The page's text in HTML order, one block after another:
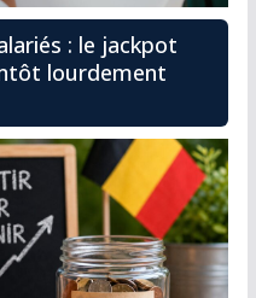
: le jackpot
lourdement